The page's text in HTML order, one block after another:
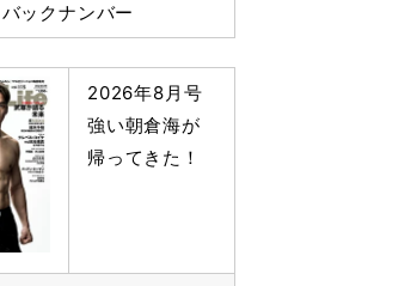
バックナンバー
2026年8月号
強い朝倉海が
帰ってきた！